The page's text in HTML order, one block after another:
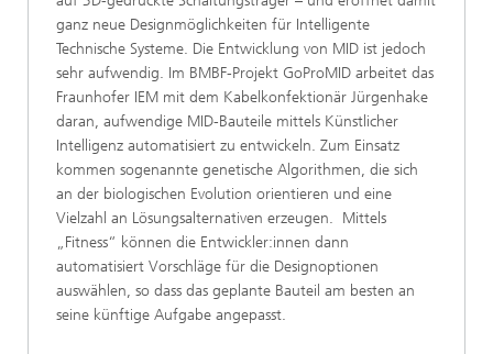
ganz neue Designmöglichkeiten für Intelligente
Technische Systeme. Die Entwicklung von MID ist jedoch
sehr aufwendig. Im BMBF-Projekt GoProMID arbeitet das
Fraunhofer IEM mit dem Kabelkonfektionär Jürgenhake
daran, aufwendige MID-Bauteile mittels Künstlicher
Intelligenz automatisiert zu entwickeln. Zum Einsatz
kommen sogenannte genetische Algorithmen, die sich
an der biologischen Evolution orientieren und eine
Vielzahl an Lösungsalternativen erzeugen. Mittels
„Fitness“ können die Entwickler:innen dann
automatisiert Vorschläge für die Designoptionen
auswählen, so dass das geplante Bauteil am besten an
seine künftige Aufgabe angepasst.